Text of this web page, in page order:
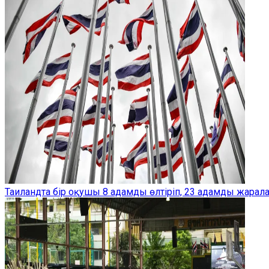
Таиландта бір оқушы 8 адамды өлтіріп, 23 адамды